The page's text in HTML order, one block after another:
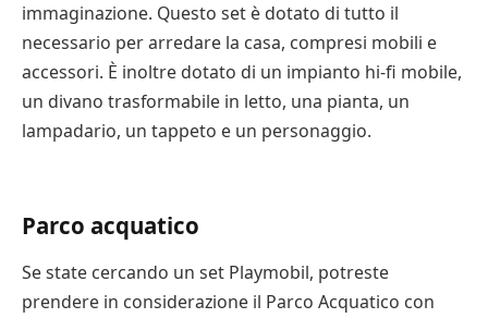
immaginazione. Questo set è dotato di tutto il
necessario per arredare la casa, compresi mobili e
accessori. È inoltre dotato di un impianto hi-fi mobile,
un divano trasformabile in letto, una pianta, un
lampadario, un tappeto e un personaggio.
Parco acquatico
Se state cercando un set Playmobil, potreste
prendere in considerazione il Parco Acquatico con